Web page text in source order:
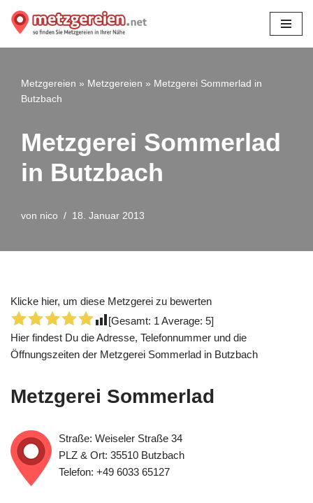
Zum
Metzgereien » Metzgereien » Metzgerei Sommerlad in
Butzbach
Metzgerei Sommerlad
in Butzbach
von nico 18. Januar 2013
Klicke hier, um diese Metzgerei zu bewerten
[Gesamt: 1 Average: 5]
Hier findest Du die Adresse, Telefonnummer und die
Öffnungszeiten der Metzgerei Sommerlad in Butzbach
Metzgerei Sommerlad
Straße: Weiseler Straße 34
PLZ & Ort: 35510 Butzbach
Telefon: +49 6033 65127